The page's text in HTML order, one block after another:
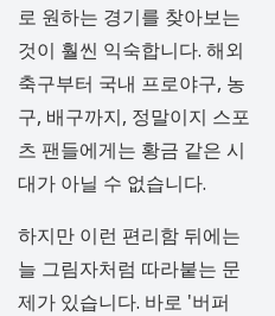
로 원하는 경기를 찾아보는
것이 훨씬 익숙합니다. 해외
축구부터 국내 프로야구, 농
구, 배구까지, 정말이지 스포
츠 팬들에게는 황금 같은 시
대가 아닐 수 없습니다.
하지만 이런 편리함 뒤에는
늘 그림자처럼 따라붙는 문
제가 있습니다. 바로 '버퍼